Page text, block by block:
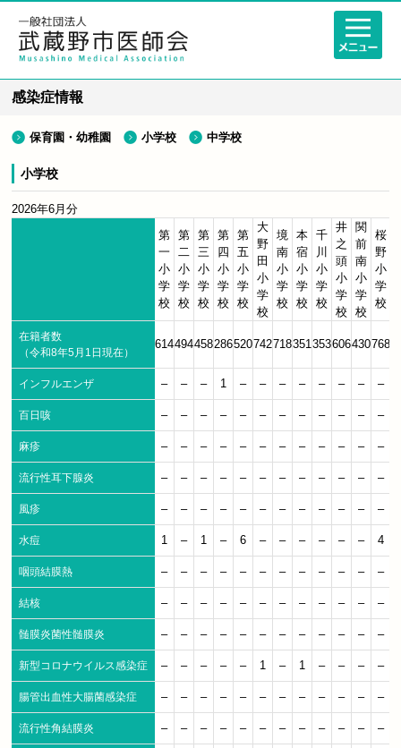
感染症情報
保育園・幼稚園 小学校 中学校
小学校
2026年6月分
第
一
小
学
校
第
二
小
学
校
第
三
小
学
校
第
四
小
学
校
第
五
小
学
校
大
野
田
小
学
校
境
南
小
学
校
本
宿
小
学
校
千
川
小
学
校
井
之
頭
小
学
校
関
前
南
小
学
校
桜
野
小
学
校
在籍者数
（令和8年5月1日現在）
614494458286520742718351353606430768
インフルエンザ – – – 1 – – – – – – – –
百日咳 – – – – – – – – – – – –
麻疹 – – – – – – – – – – – –
流行性耳下腺炎 – – – – – – – – – – – –
風疹 – – – – – – – – – – – –
水痘 1 – 1 – 6 – – – – – – 4
咽頭結膜熱 – – – – – – – – – – – –
結核 – – – – – – – – – – – –
髄膜炎菌性髄膜炎 – – – – – – – – – – – –
新型コロナウイルス感染症 – – – – – 1 – 1 – – – –
腸管出血性大腸菌感染症 – – – – – – – – – – – –
流行性角結膜炎 – – – – – – – – – – – –